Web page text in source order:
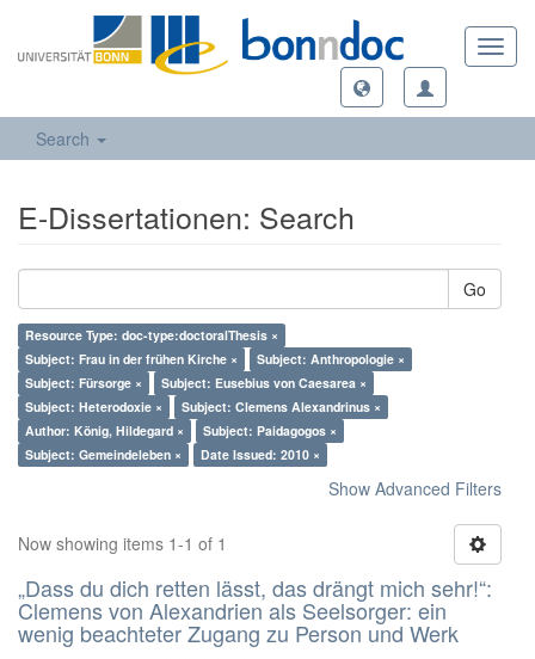
Search
E-Dissertationen: Search
Go
Resource Type: doc-type:doctoralThesis ×
Subject: Frau in der frühen Kirche ×
Subject: Anthropologie ×
Subject: Fürsorge ×
Subject: Eusebius von Caesarea ×
Subject: Heterodoxie ×
Subject: Clemens Alexandrinus ×
Author: König, Hildegard ×
Subject: Paidagogos ×
Subject: Gemeindeleben ×
Date Issued: 2010 ×
Show Advanced Filters
Now showing items 1-1 of 1
„Dass du dich retten lässt, das drängt mich sehr!“:
Clemens von Alexandrien als Seelsorger: ein
wenig beachteter Zugang zu Person und Werk